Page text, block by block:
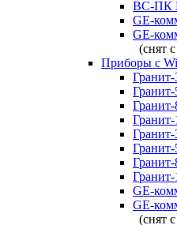
ВС-ПК
GE-
GE-
(снят
Приборы с
GE-
GE-
(снят